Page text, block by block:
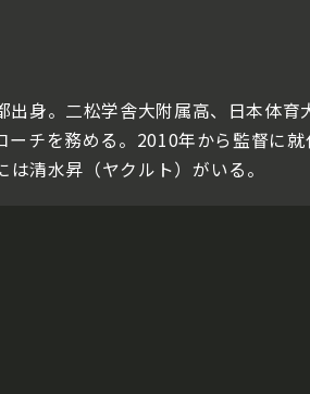
身。二松学舎大附属高、日本体
チを務める。2010年から監督に
清水昇（ヤクルト）がいる。